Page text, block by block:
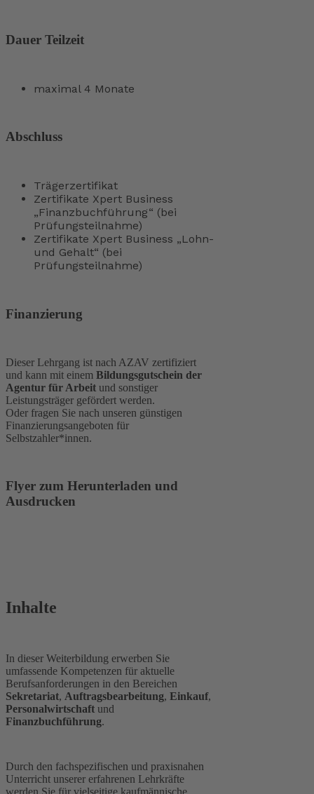
Dauer Teilzeit
maximal 4 Monate
Abschluss
Trägerzertifikat
Zertifikate Xpert Business
„Finanzbuchführung“ (bei
Prüfungsteilnahme)
Zertifikate Xpert Business „Lohn-
und Gehalt“ (bei
Prüfungsteilnahme)
Finanzierung
Dieser Lehrgang ist nach AZAV zertifiziert
und kann mit einem Bildungsgutschein der
Agentur für Arbeit und sonstiger
Leistungsträger gefördert werden.
Oder fragen Sie nach unseren günstigen
Finanzierungsangeboten für
Selbstzahler*innen.
Flyer zum Herunterladen und
Ausdrucken
Inhalte
In dieser Weiterbildung erwerben Sie
umfassende Kompetenzen für aktuelle
Berufsanforderungen in den Bereichen
Sekretariat, Auftragsbearbeitung, Einkauf,
Personalwirtschaft und
Finanzbuchführung.
Durch den fachspezifischen und praxisnahen
Unterricht unserer erfahrenen Lehrkräfte
werden Sie für vielseitige kaufmännische